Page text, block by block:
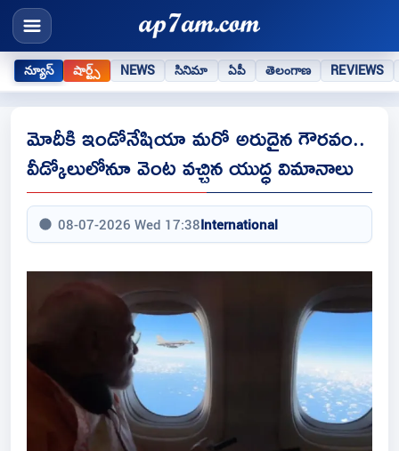
న్యూస్ షార్ట్స్ NEWS సినిమా ఏపీ తెలంగాణ REVIEWS
మోదీకి ఇండోనేషియా మరో అరుదైన గౌరవం..
వీడ్కోలులోనూ వెంట వచ్చిన యుద్ధ విమానాలు
08-07-2026 Wed 17:38International